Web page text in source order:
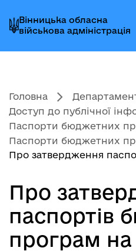
до
головного
меню
до
головного
вмісту
до
головного
колонтитула
Вінницька обласна
військова адміністрація
Головна
Доступ до публічної
Паспорти бюджетних
Паспорти бюджетних
Про затвердження
Про
паспортів
прoграм на